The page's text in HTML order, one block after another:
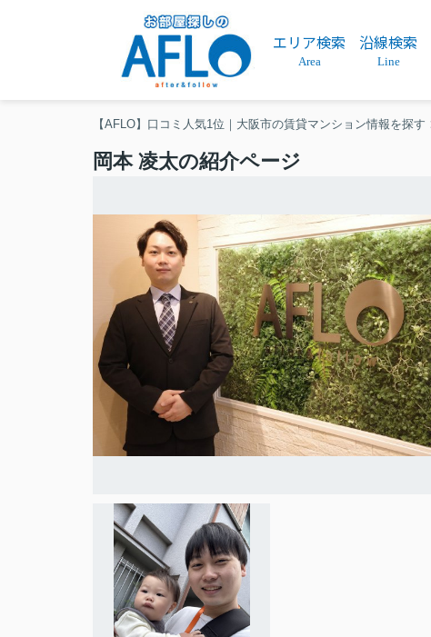
エリア検索
Area
沿線検索
Line
【AFLO】口コミ人気1位｜大阪市の賃貸マンション情報を探す
岡本 凌太の紹介ページ